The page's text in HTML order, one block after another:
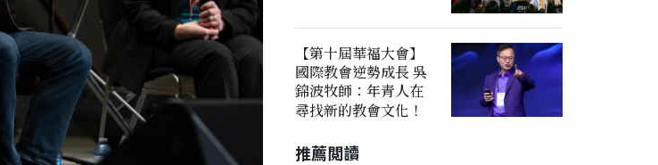
【第十屆華福大會】
國際教會逆勢成長 吳
錦波牧師：年青人在
尋找新的教會文化！
推薦閲讀